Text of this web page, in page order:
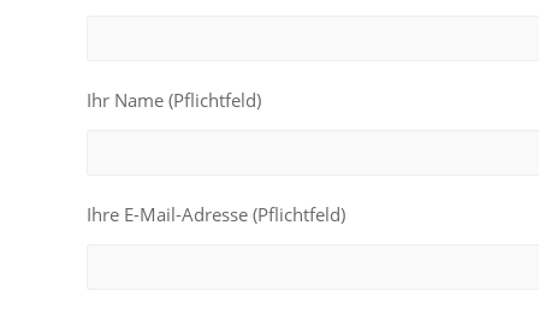
Ihr Name (Pflichtfeld)
Ihre E-Mail-Adresse (Pflichtfeld)